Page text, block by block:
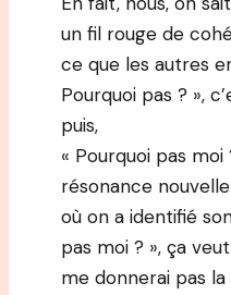
un fil rouge de
ce que les autres
Pourquoi pas ? »,
puis,
« Pourquoi pas
résonance
où on a identifié
pas moi ? », ça
me donnerai pas la